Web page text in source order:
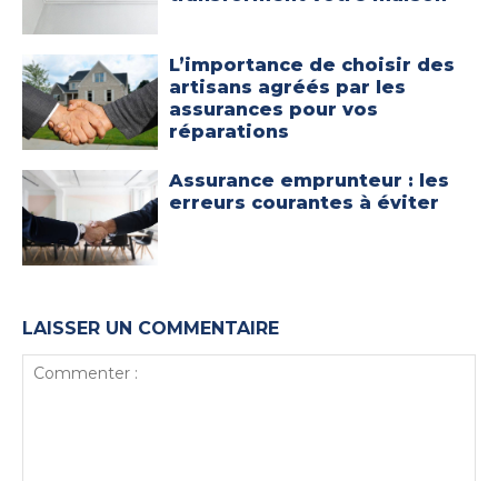
L’importance de choisir des
artisans agréés par les
assurances pour vos
réparations
Assurance emprunteur : les
erreurs courantes à éviter
LAISSER UN COMMENTAIRE